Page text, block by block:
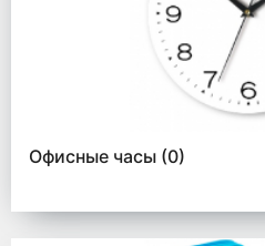
Офисные часы (0)